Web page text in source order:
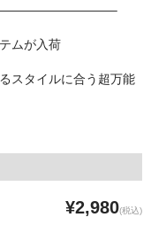
ムが入荷
スタイルに合う超万能
¥2,980(税込)